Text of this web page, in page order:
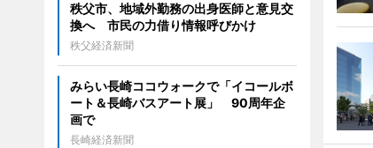
秩父市、地域外勤務の出身医師と意見交
換へ 市民の力借り情報呼びかけ
秩父経済新聞
みらい長崎ココウォークで「イコールボ
ート＆長崎バスアート展」 90周年企
画で
長崎経済新聞